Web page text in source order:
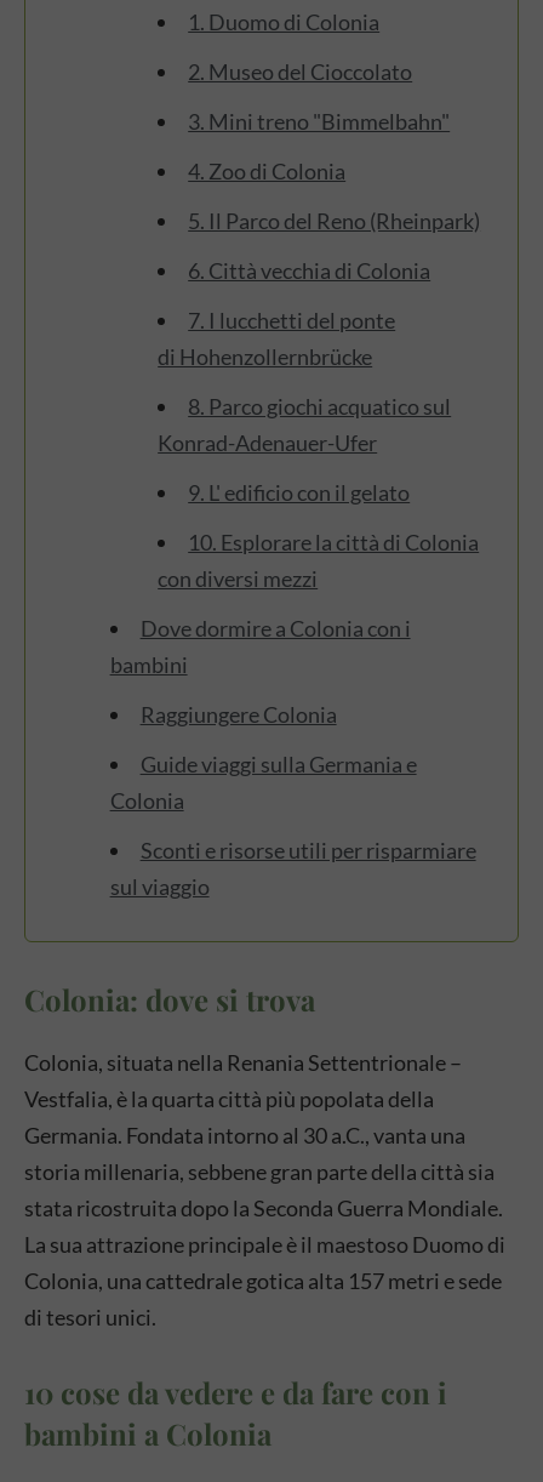
1. Duomo di Colonia
2. Museo del Cioccolato
3. Mini treno "Bimmelbahn"
4. Zoo di Colonia
5. Il Parco del Reno (Rheinpark)
6. Città vecchia di Colonia
7. I lucchetti del ponte
di Hohenzollernbrücke
8. Parco giochi acquatico sul
Konrad-Adenauer-Ufer
9. L' edificio con il gelato
10. Esplorare la città di Colonia
con diversi mezzi
Dove dormire a Colonia con i
bambini
Raggiungere Colonia
Guide viaggi sulla Germania e
Colonia
Sconti e risorse utili per risparmiare
sul viaggio
Colonia: dove si trova
Colonia, situata nella Renania Settentrionale –
Vestfalia, è la quarta città più popolata della
Germania. Fondata intorno al 30 a.C., vanta una
storia millenaria, sebbene gran parte della città sia
stata ricostruita dopo la Seconda Guerra Mondiale.
La sua attrazione principale è il maestoso Duomo di
Colonia, una cattedrale gotica alta 157 metri e sede
di tesori unici.
10 cose da vedere e da fare con i
bambini a Colonia